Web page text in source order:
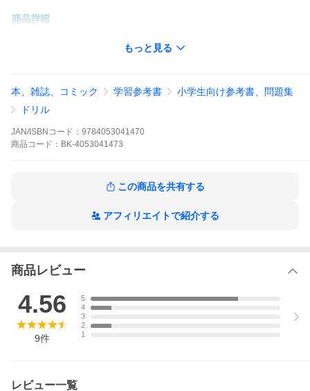
「ゾウの鼻はなぜ長い？」「あついとなぜあせをかくの？」…楽
から，どんどん読みたくなる！ 読解力がぐんぐん身につく！
※本データはこの商品が発売された時点の情報です。
もっと見る
本、雑誌、コミック 学習参考書
小学生向け参考書、問題集
ドリル
JAN/ISBNコード： 9784053041470
商品 コード： BK-4053041473
この商品を共有する
アフィリエイトで紹介する
商品レビュー
4.56
9件
5
4
3
2
1
レビュー一覧